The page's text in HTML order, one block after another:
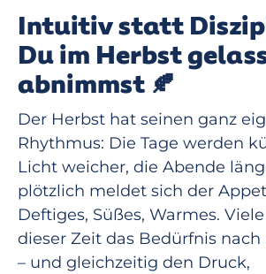
Intuitiv statt
Du im Herbst
abnimmst 🍂
Der Herbst hat seinen ganz
Rhythmus: Die Tage werden
Licht weicher, die Abende
plötzlich meldet sich der
Deftiges, Süßes, Warmes.
dieser Zeit das Bedürfnis
– und gleichzeitig den Druck,